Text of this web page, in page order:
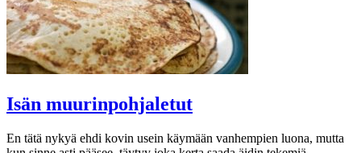
Isän muurinpohjaletut
En tätä nykyä ehdi kovin usein käymään vanhempien luona, mutta